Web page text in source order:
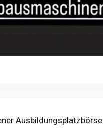
Ausbildungsplatzbörse